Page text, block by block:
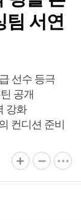
팀 서연
선수 등극
공개
강화
컨디션 준비